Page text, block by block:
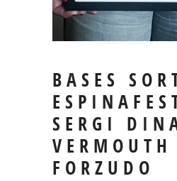
BASES
SERGI
VERMOUTH
FORZUDO